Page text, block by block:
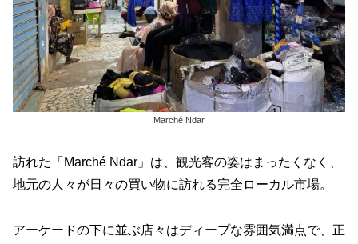
Marché Ndar
訪れた「Marché Ndar」は、観光客の姿はまったくなく、
地元の人々が日々の買い物に訪れる完全ローカル市場。
アーケードの下に並ぶ店々はディープな雰囲気満点で、正